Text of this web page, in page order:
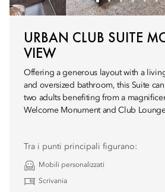
URBAN CLUB SUITE
VIEW
Offering a generous layout with a
and oversized bathroom, this Suite
two adults benefiting from a
Welcome Monument and Club
Tra i punti principali figurano:
Mobili personalizzati
Scrivania